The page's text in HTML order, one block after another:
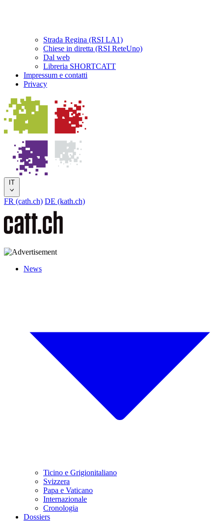
Strada Regina (RSI LA1)
Chiese in diretta (RSI ReteUno)
Dal web
Libreria SHORTCATT
Impressum e contatti
Privacy
IT
FR (cath.ch) DE (kath.ch)
News
Ticino e Grigionitaliano
Svizzera
Papa e Vaticano
Internazionale
Cronologia
Dossiers